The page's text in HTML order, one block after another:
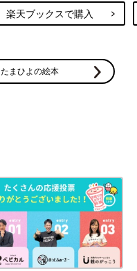
楽天ブックスで購入
たまひよの絵本